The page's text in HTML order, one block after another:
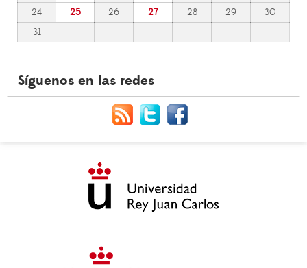
24
25 26 27 28 29
30
31
Síguenos en las redes